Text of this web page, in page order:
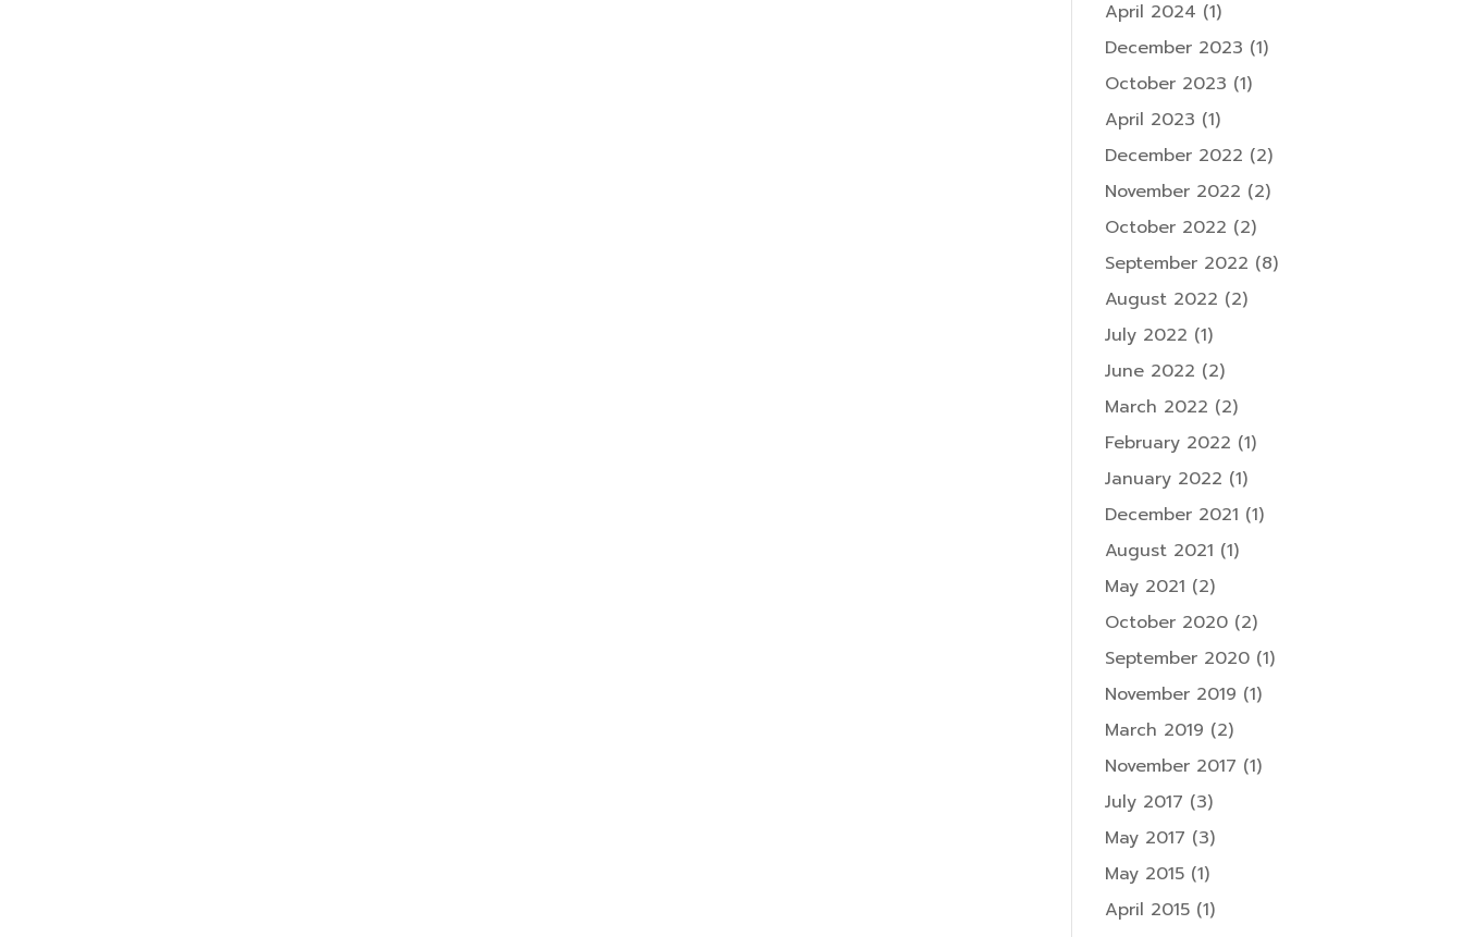
April 2024 (1)
December 2023 (1)
October 2023 (1)
April 2023 (1)
December 2022 (2)
November 2022 (2)
October 2022 (2)
September 2022 (8)
August 2022 (2)
July 2022 (1)
June 2022 (2)
March 2022 (2)
February 2022 (1)
January 2022 (1)
December 2021 (1)
August 2021 (1)
May 2021 (2)
October 2020 (2)
September 2020 (1)
November 2019 (1)
March 2019 (2)
November 2017 (1)
July 2017 (3)
May 2017 (3)
May 2015 (1)
April 2015 (1)